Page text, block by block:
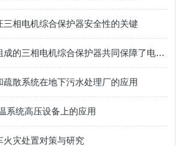
三相电机综合保护器安全性的关键
正是这些部件组成的三相电机综合保护器共同保障了电机的安全
疏散系统在地下污水处理厂的应用
系统高压设备上的应用
火灾处置对策与研究